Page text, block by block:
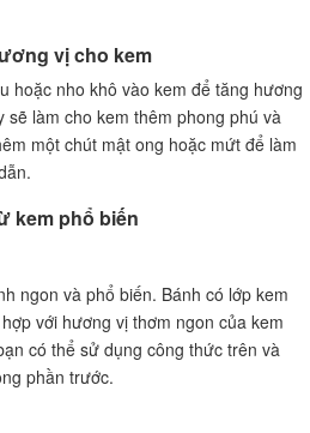
vị cho kem
hoặc nho khô vào kem để tăng hương
làm cho kem thêm phong phú và
một chút mật ong hoặc mứt để làm
kem phổ biến
ngon và phổ biến. Bánh có lớp kem
với hương vị thơm ngon của kem
có thể sử dụng công thức trên và
phần trước.